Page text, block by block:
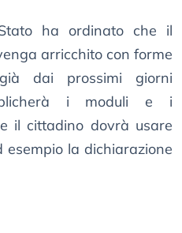
ha ordinato che il
arricchito con forme
dai prossimi giorni
i moduli e i
il cittadino dovrà usare
la dichiarazione